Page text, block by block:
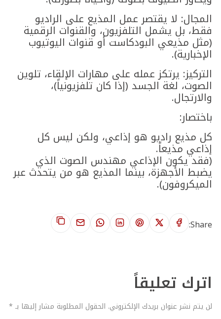
​المجال: لا يقتصر عمل المذيع على الراديو
فقط، بل يشمل التلفزيون، والقنوات الرقمية
(مثل مذيعي البودكاست أو قنوات اليوتيوب
الإخبارية).
​التركيز: يرتكز عمله على مهارات الإلقاء، تلوين
الصوت، لغة الجسد (إذا كان تلفزيونياً)،
والارتجال.
​باختصار:
​كل مذيع راديو هو إذاعي، ولكن ليس كل
إذاعي مذيعاً.
(فقد يكون الإذاعي مهندس الصوت الذي
يضبط الأجهزة، بينما المذيع هو من يتحدث عبر
الميكروفون).
Share:
اترك تعليقاً
لن يتم نشر عنوان بريدك الإلكتروني. الحقول المطلوبة مشار إليها بـ *